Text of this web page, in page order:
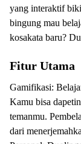
yang interaktif
bingung mau
kosakata baru?
Fitur Utama
Gamifikasi:
Kamu bisa
temanmu.
dari